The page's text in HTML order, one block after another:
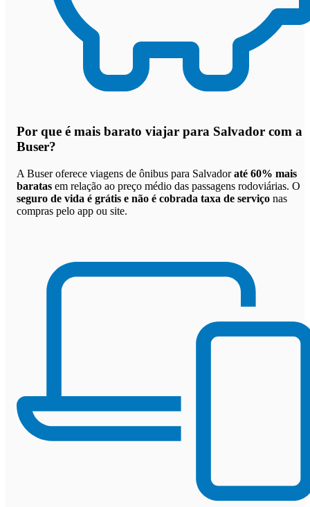
Por que é mais barato viajar para Salvador com a
Buser?
A Buser oferece viagens de ônibus para Salvadoraté 60% mais
baratas em relação ao preço médio das passagens rodoviárias. O
seguro de vida é grátis e não é cobrada taxa de serviço nas
compras pelo app ou site.